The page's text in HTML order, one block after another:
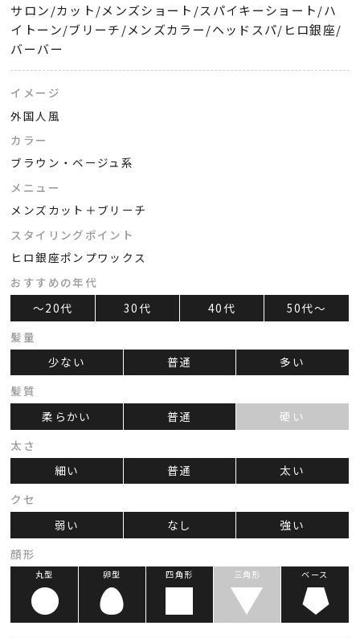
サロン/カット/メンズショート/スパイキーショート/ハ
イトーン/ブリーチ/メンズカラー/ヘッドスパ/ヒロ銀座/
バーバー
イメージ
外国人風
カラー
ブラウン・ベージュ系
メニュー
メンズカット＋ブリーチ
スタイリングポイント
ヒロ銀座ポンプワックス
おすすめの年代
～20代
30代 40代
50代～
髪量
少ない
普通
多い
髪質
柔らかい
普通
硬い
太さ
細い
普通
太い
クセ
弱い
なし
強い
顔形
丸型 卵型 四角形 三角形 ベース